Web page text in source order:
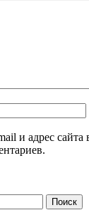
и адрес сайта